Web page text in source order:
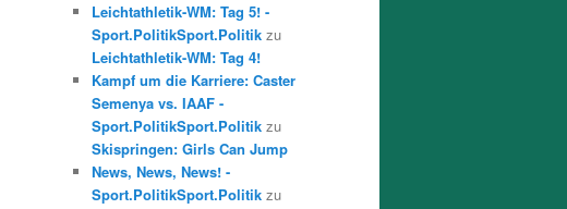
Leichtathletik-WM: Tag 5! -
Sport.PolitikSport.Politik zu
Leichtathletik-WM: Tag 4!
Kampf um die Karriere: Caster
Semenya vs. IAAF -
Sport.PolitikSport.Politik zu
Skispringen: Girls Can Jump
News, News, News! -
Sport.PolitikSport.Politik zu